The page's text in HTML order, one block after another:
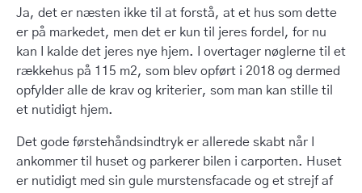
Ja, det er næsten ikke til at forstå, at et hus som dette
er på markedet, men det er kun til jeres fordel, for nu
kan I kalde det jeres nye hjem. I overtager nøglerne til et
rækkehus på 115 m2, som blev opført i 2018 og dermed
opfylder alle de krav og kriterier, som man kan stille til
et nutidigt hjem.
Det gode førstehåndsindtryk er allerede skabt når I
ankommer til huset og parkerer bilen i carporten. Huset
er nutidigt med sin gule murstensfacade og et strejf af